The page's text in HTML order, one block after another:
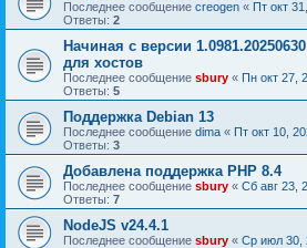
Последнее сообщение creogen « Пт окт
Ответы: 2
Начиная с версии
для хостов
Последнее сообщение sbury « Пн окт 27,
Ответы: 5
Поддержка Debian 13
Последнее сообщение dima « Пт окт 10,
Ответы: 3
Добавлена поддержка PHP 8.4
Последнее сообщение sbury « Сб авг 23,
Ответы: 7
NodeJS v24.4.1
Последнее сообщение sbury « Ср июл 30,